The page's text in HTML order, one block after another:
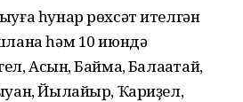
һунар рөхсәт ителгән
һәм 10 июндә
Асҡын, Баймаҡ, Балаҡатай,
Йылайыр, Ҡариҙел,